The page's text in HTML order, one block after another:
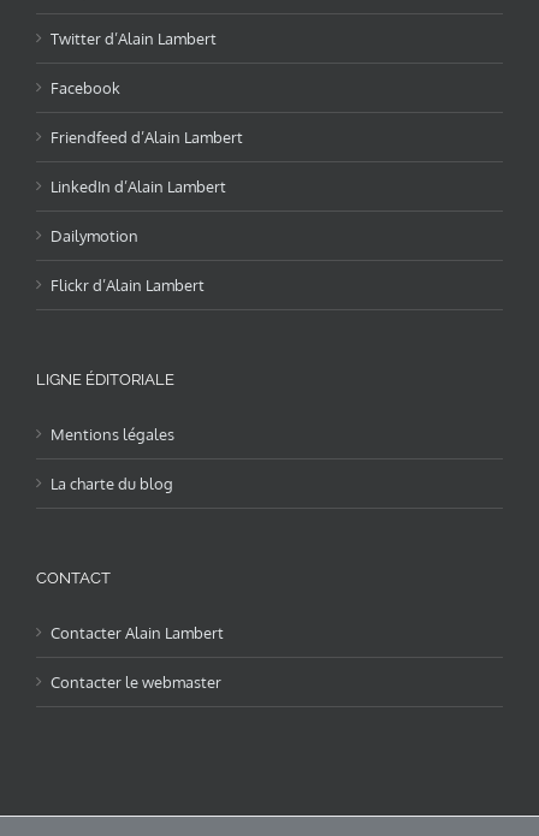
Twitter d’Alain Lambert
Facebook
Friendfeed d’Alain Lambert
LinkedIn d’Alain Lambert
Dailymotion
Flickr d’Alain Lambert
LIGNE ÉDITORIALE
Mentions légales
La charte du blog
CONTACT
Contacter Alain Lambert
Contacter le webmaster